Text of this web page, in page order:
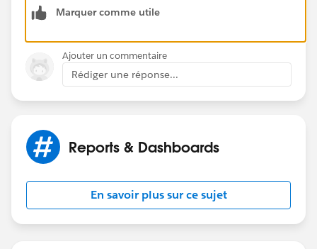
formula with PARENTGROUPVAL to get something like
Marquer comme utile
Ajouter un commentaire
Rédiger une réponse...
Reports & Dashboards
En savoir plus sur ce sujet